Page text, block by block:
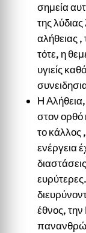
σημεία
της
αλήθειας
τότε, η
υγιείς
Η Αλήθεια,
στον ορθό
το κάλλος
ενέργεια
έθνος, την